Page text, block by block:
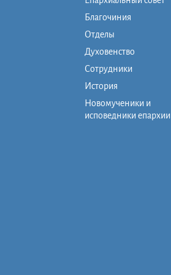
Благочиния
Отделы
Духовенство
Сотрудники
История
Новомученики и
исповедники епархии